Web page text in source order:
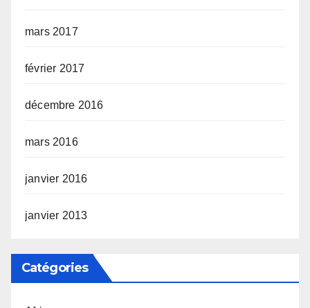
mars 2017
février 2017
décembre 2016
mars 2016
janvier 2016
janvier 2013
Catégories